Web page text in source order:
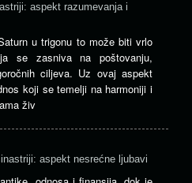
aspekt razumevanja i
u trigonu to može biti vrlo
se zasniva na poštovanju,
ciljeva. Uz ovaj aspekt
koji se temelji na harmoniji i
živ
aspekt nesrećne ljubavi